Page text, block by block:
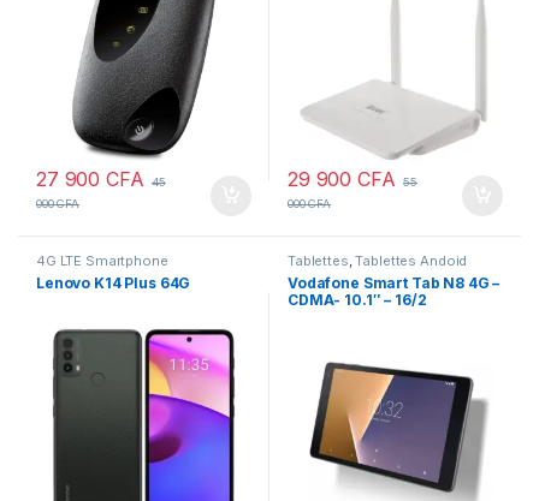
27 900CFA
45
000CFA
29 900CFA
55
000CFA
4G LTE Smartphone
Lenovo K14 Plus 64G
Tablettes,Tablettes Andoid
Vodafone Smart Tab N8 4G –
CDMA- 10.1″ – 16/2